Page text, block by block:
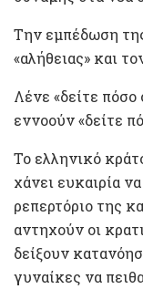
Την εµπέδωση
«αλήθειας» και
Λένε «δείτε πόσο
εννοούν «δείτε
Το ελληνικό
χάνει ευκαιρία
ρεπερτόριο της
αντηχούν οι
δείξουν
γυναίκες να